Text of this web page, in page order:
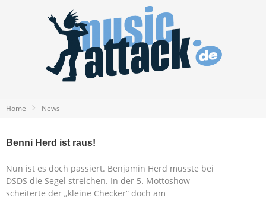
Home News
Benni Herd ist raus!
Nun ist es doch passiert. Benjamin Herd musste bei
DSDS die Segel streichen. In der 5. Mottoshow
scheiterte der „kleine Checker“ doch am